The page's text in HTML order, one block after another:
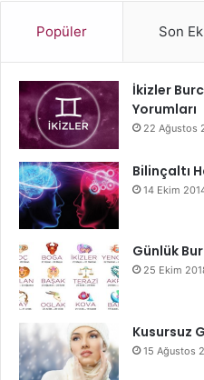
Popüler Son
İkizler
Yorumları
22 Ağustos
Bilinçaltı
14 Ekim
Günlük
25 Ekim
Kusursuz
15 Ağustos